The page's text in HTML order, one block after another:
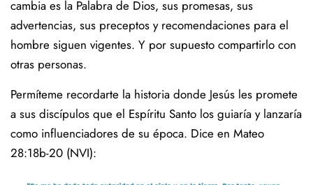
cambia es la Palabra de Dios, sus promesas, sus
advertencias, sus preceptos y recomendaciones para el
hombre siguen vigentes. Y por supuesto compartirlo con
otras personas.
Permíteme recordarte la historia donde Jesús les promete
a sus discípulos que el Espíritu Santo los guiaría y lanzaría
como influenciadores de su época. Dice en Mateo
28:18b-20 (NVI):